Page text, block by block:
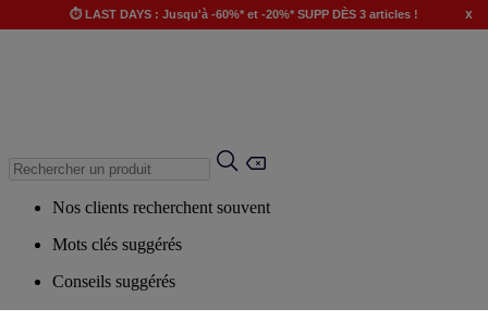
⏱️ LAST DAYS : Jusqu'à -60%* et -20%* SUPP DÈS 3 articles ! x
Nos clients recherchent souvent
Mots clés suggérés
Conseils suggérés